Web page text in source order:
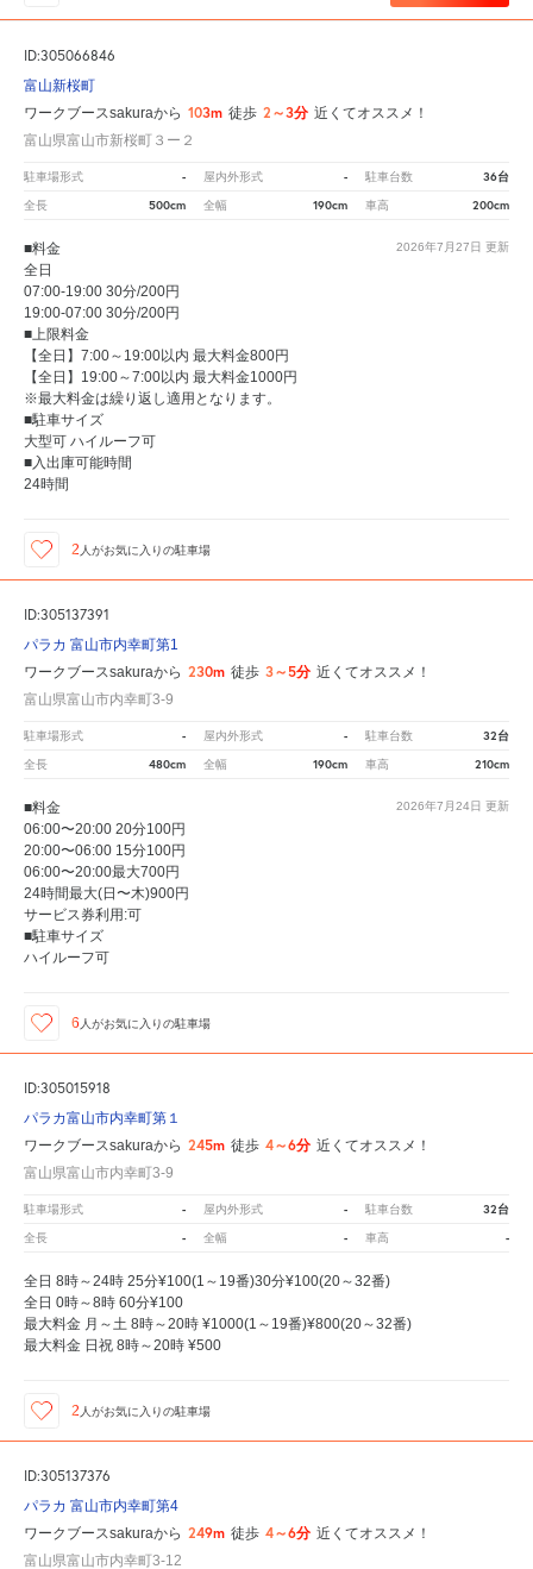
ID:305066846
富山新桜町
ワークブースsakuraから 103m 徒歩 2～3分 近くてオススメ！
富山県富山市新桜町３ー２
駐車場形式 - 屋内外形式 - 駐車台数 36台
全長 500cm 全幅 190cm 車高 200cm
2026年7月27日 更新
■料金
全日
07:00-19:00 30分/200円
19:00-07:00 30分/200円
■上限料金
【全日】7:00～19:00以内 最大料金800円
【全日】19:00～7:00以内 最大料金1000円
※最大料金は繰り返し適用となります。
■駐車サイズ
大型可 ハイルーフ可
■入出庫可能時間
24時間
2 人がお気に入りの駐車場
ID:305137391
パラカ 富山市内幸町第1
ワークブースsakuraから 230m 徒歩 3～5分 近くてオススメ！
富山県富山市内幸町3-9
駐車場形式 - 屋内外形式 - 駐車台数 32台
全長 480cm 全幅 190cm 車高 210cm
2026年7月24日 更新
■料金
06:00〜20:00 20分100円
20:00〜06:00 15分100円
06:00〜20:00最大700円
24時間最大(日〜木)900円
サービス券利用:可
■駐車サイズ
ハイルーフ可
6 人がお気に入りの駐車場
ID:305015918
パラカ富山市内幸町第１
ワークブースsakuraから 245m 徒歩 4～6分 近くてオススメ！
富山県富山市内幸町3-9
駐車場形式 - 屋内外形式 - 駐車台数 32台
全長 - 全幅 - 車高 -
全日 8時～24時 25分¥100(1～19番)30分¥100(20～32番)
全日 0時～8時 60分¥100
最大料金 月～土 8時～20時 ¥1000(1～19番)¥800(20～32番)
最大料金 日祝 8時～20時 ¥500
2 人がお気に入りの駐車場
ID:305137376
パラカ 富山市内幸町第4
ワークブースsakuraから 249m 徒歩 4～6分 近くてオススメ！
富山県富山市内幸町3-12